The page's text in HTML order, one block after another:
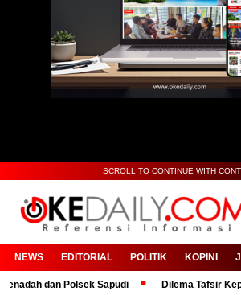
SCROLL TO CONTINUE WITH
NEWS EDITORIAL POLITIK KOPINI
dan Polsek Sapudi Dilema Tafsir